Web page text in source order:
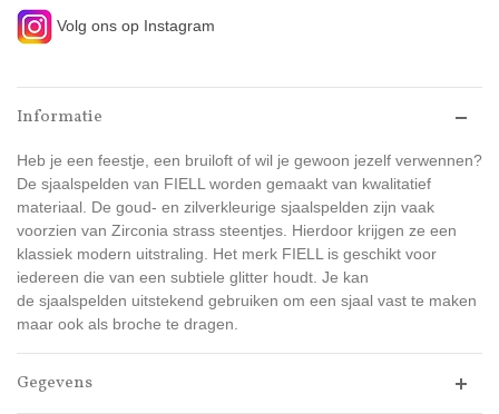
Volg ons op Instagram
Informatie
Heb je een feestje, een bruiloft of wil je gewoon jezelf verwennen?
De sjaalspelden van FIELL worden gemaakt van kwalitatief
materiaal. De goud- en zilverkleurige sjaalspelden zijn vaak
voorzien van Zirconia strass steentjes. Hierdoor krijgen ze een
klassiek modern uitstraling. Het merk FIELL is geschikt voor
iedereen die van een subtiele glitter houdt. Je kan
de sjaalspelden uitstekend gebruiken om een sjaal vast te maken
maar ook als broche te dragen.
Gegevens